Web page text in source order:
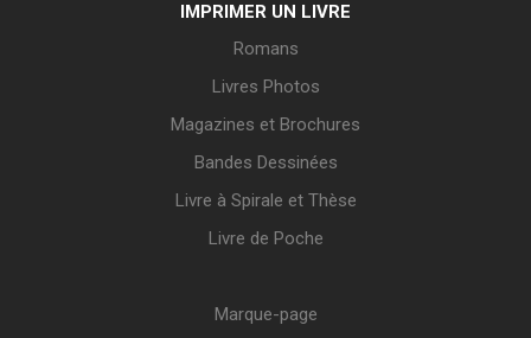
IMPRIMER UN LIVRE
Romans
Livres Photos
Magazines et Brochures
Bandes Dessinées
Livre à Spirale et Thèse
Livre de Poche
Marque-page